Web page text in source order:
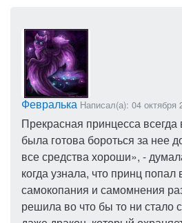
Февралька Написал(а): 04 октября
Прекрасная принцесса
была готова бороться за нее
все средства хороши», -
когда узнала, что принц попал
самокопания и самомнения
решила во что бы то ни стало